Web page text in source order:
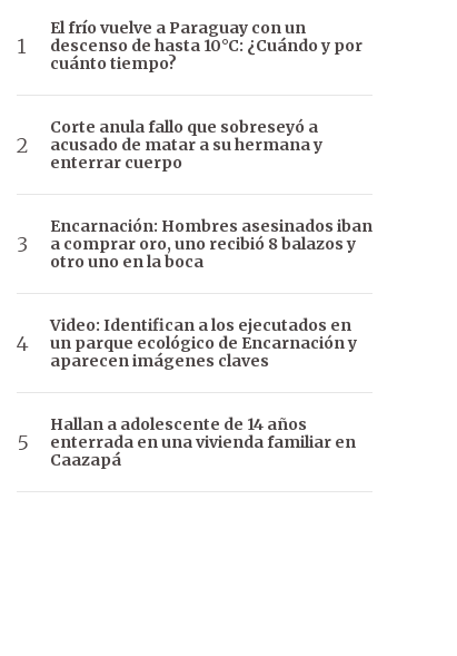
El frío vuelve a Paraguay con un
descenso de hasta 10°C: ¿Cuándo y por
cuánto tiempo?
Corte anula fallo que sobreseyó a
acusado de matar a su hermana y
enterrar cuerpo
Encarnación: Hombres asesinados iban
a comprar oro, uno recibió 8 balazos y
otro uno en la boca
Video: Identifican a los ejecutados en
un parque ecológico de Encarnación y
aparecen imágenes claves
Hallan a adolescente de 14 años
enterrada en una vivienda familiar en
Caazapá